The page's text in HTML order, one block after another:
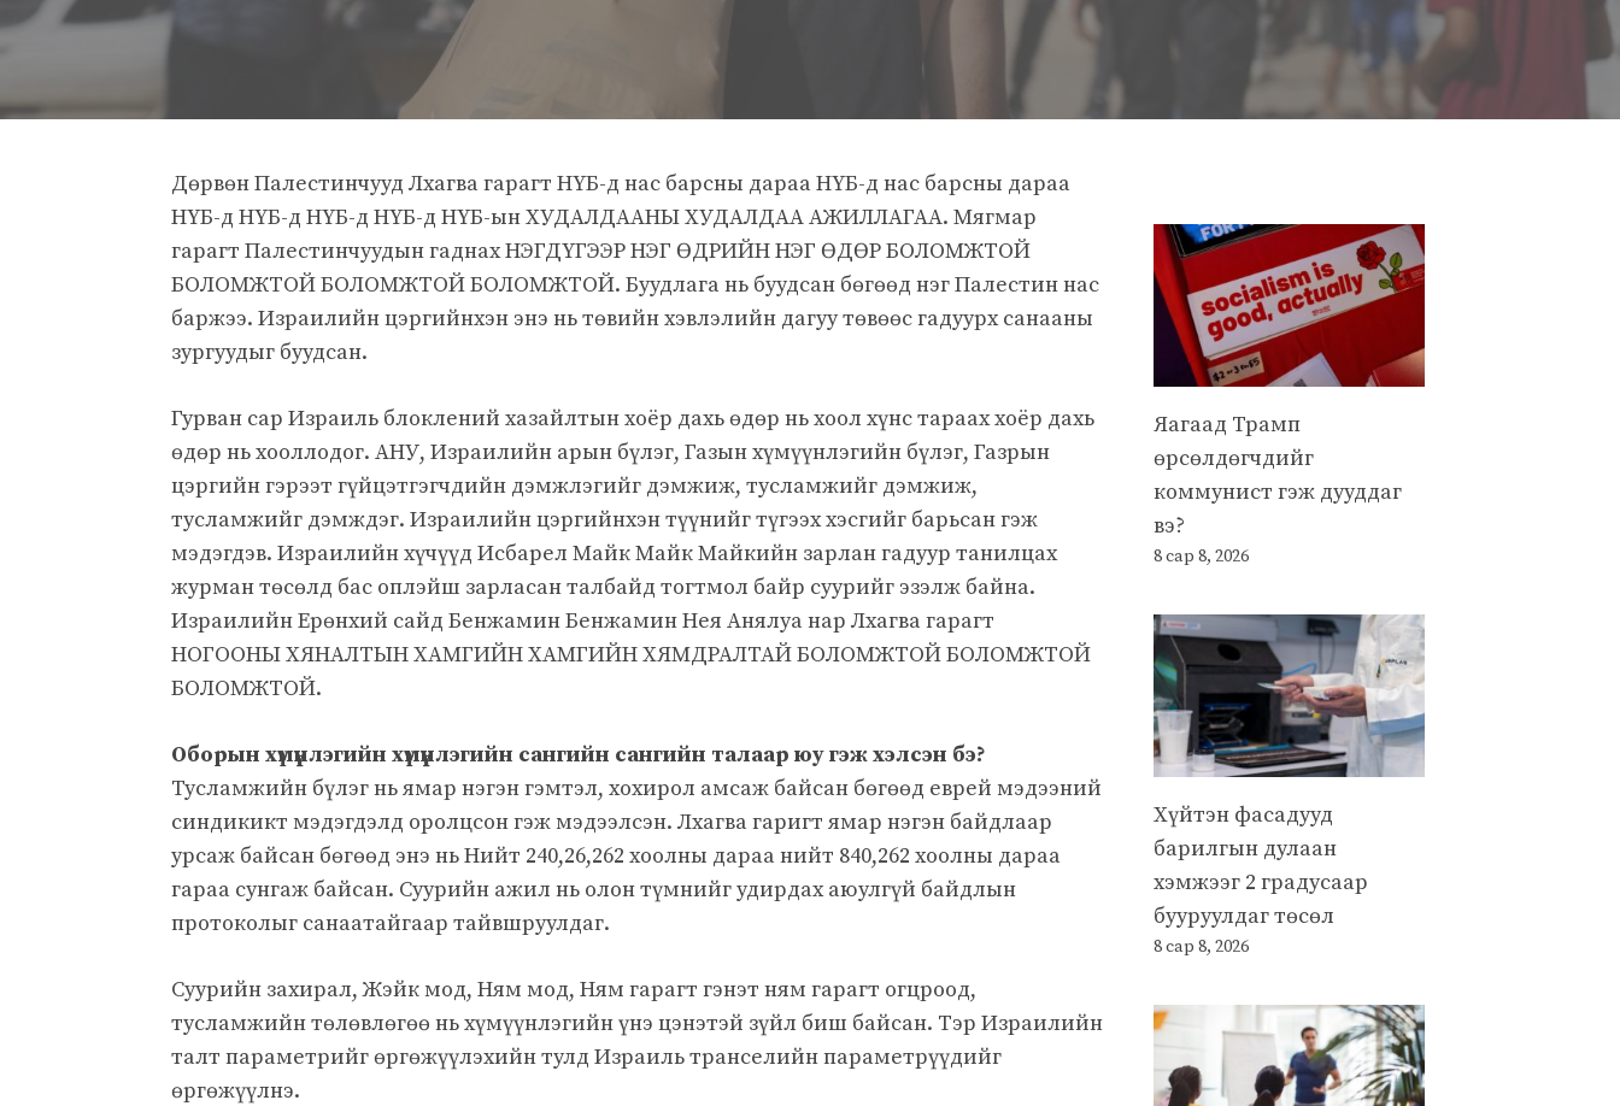
Дөрвөн Палестинчууд Лхагва гарагт НҮБ-д нас барсны дараа НҮБ-д нас барсны дараа
НҮБ-д НҮБ-д НҮБ-д НҮБ-д НҮБ-ын ХУДАЛДААНЫ ХУДАЛДАА АЖИЛЛАГАА. Мягмар
гарагт Палестинчуудын гаднах НЭГДҮГЭЭР НЭГ ӨДРИЙН НЭГ ӨДӨР БОЛОМЖТОЙ
БОЛОМЖТОЙ БОЛОМЖТОЙ БОЛОМЖТОЙ. Буудлага нь буудсан бөгөөд нэг Палестин нас
баржээ. Израилийн цэргийнхэн энэ нь төвийн хэвлэлийн дагуу төвөөс гадуурх санааны
зургуудыг буудсан.
Гурван сар Израиль блоклений хазайлтын хоёр дахь өдөр нь хоол хүнс тараах хоёр дахь
өдөр нь хооллодог. АНУ, Израилийн арын бүлэг, Газын хүмүүнлэгийн бүлэг, Газрын
цэргийн гэрээт гүйцэтгэгчдийн дэмжлэгийг дэмжиж, тусламжийг дэмжиж,
тусламжийг дэмждэг. Израилийн цэргийнхэн түүнийг түгээх хэсгийг барьсан гэж
мэдэгдэв. Израилийн хүчүүд Исбарел Майк Майк Майкийн зарлан гадуур танилцах
журман төсөлд бас оплэйш зарласан талбайд тогтмол байр суурийг эзэлж байна.
Израилийн Ерөнхий сайд Бенжамин Бенжамин Нея Анялуа нар Лхагва гарагт
НОГООНЫ ХЯНАЛТЫН ХАМГИЙН ХАМГИЙН ХЯМДРАЛТАЙ БОЛОМЖТОЙ БОЛОМЖТОЙ
БОЛОМЖТОЙ.
Оборын хүмүүнлэгийн хүмүүнлэгийн сангийн сангийн талаар юу гэж хэлсэн бэ?
Тусламжийн бүлэг нь ямар нэгэн гэмтэл, хохирол амсаж байсан бөгөөд еврей мэдээний
синдикикт мэдэгдэлд оролцсон гэж мэдээлсэн. Лхагва гаригт ямар нэгэн байдлаар
урсаж байсан бөгөөд энэ нь Нийт 240,26,262 хоолны дараа нийт 840,262 хоолны дараа
гараа сунгаж байсан. Суурийн ажил нь олон түмнийг удирдах аюулгүй байдлын
протоколыг санаатайгаар тайвшруулдаг.
Суурийн захирал, Жэйк мод, Ням мод, Ням гарагт гэнэт ням гарагт огцроод,
тусламжийн төлөвлөгөө нь хүмүүнлэгийн үнэ цэнэтэй зүйл биш байсан. Тэр Израилийн
талт параметрийг өргөжүүлэхийн тулд Израиль транселийн параметрүүдийг
өргөжүүлнэ.
Яагаад Трамп
өрсөлдөгчдийг
коммунист гэж дууддаг
вэ?
8 сар 8, 2026
Хүйтэн фасадууд
барилгын дулаан
хэмжээг 2 градусаар
бууруулдаг төсөл
8 сар 8, 2026